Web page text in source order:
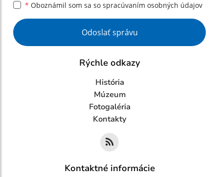
* Oboznámil som sa so spracúvaním osobných údajov
Google reCaptcha Response
Odoslať správu
Rýchle odkazy
História
Múzeum
Fotogaléria
Kontakty
Kontaktné informácie